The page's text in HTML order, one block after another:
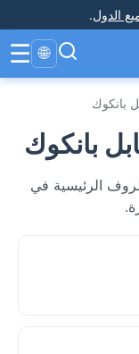
الدول.
🌐
☰
بانكوك
بانكوك
الرئيسية في